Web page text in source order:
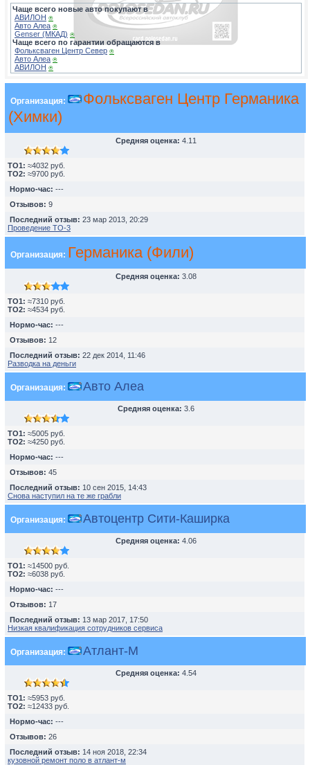
Чаще всего новые авто покупают в
АВИЛОН ⍟
Авто Алеа ⍟
Genser (МКАД) ⍟
Чаще всего по гарантии обращаются в
Фольксваген Центр Север ⍟
Авто Алеа ⍟
АВИЛОН ⍟
Организация:
Фольксваген Центр Германика
(Химки)
Средняя оценка: 4.11
TO1: ≈4032 руб.
TO2: ≈9700 руб.
Нормо-час: ---
Отзывов: 9
Последний отзыв: 23 мар 2013, 20:29
Проведение ТО-3
Организация: Германика (Фили)
Средняя оценка: 3.08
TO1: ≈7310 руб.
TO2: ≈4534 руб.
Нормо-час: ---
Отзывов: 12
Последний отзыв: 22 дек 2014, 11:46
Разводка на деньги
Организация: Авто Алеа
Средняя оценка: 3.6
TO1: ≈5005 руб.
TO2: ≈4250 руб.
Нормо-час: ---
Отзывов: 45
Последний отзыв: 10 сен 2015, 14:43
Снова наступил на те же грабли
Организация: Автоцентр Сити-Каширка
Средняя оценка: 4.06
TO1: ≈14500 руб.
TO2: ≈6038 руб.
Нормо-час: ---
Отзывов: 17
Последний отзыв: 13 мар 2017, 17:50
Низкая квалификация сотрудников сервиса
Организация: Атлант-М
Средняя оценка: 4.54
TO1: ≈5953 руб.
TO2: ≈12433 руб.
Нормо-час: ---
Отзывов: 26
Последний отзыв: 14 ноя 2018, 22:34
кузовной ремонт поло в атлант-м